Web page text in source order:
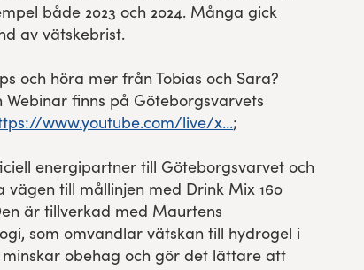
både 2023 och 2024. Många gick
av vätskebrist.
och höra mer från Tobias och Sara?
finns på Göteborgsvarvets
www.youtube.com/live/x...;
energipartner till Göteborgsvarvet och
vägen till mållinjen med Drink Mix 160
är tillverkad med Maurtens
som omvandlar vätskan till hydrogel i
obehag och gör det lättare att